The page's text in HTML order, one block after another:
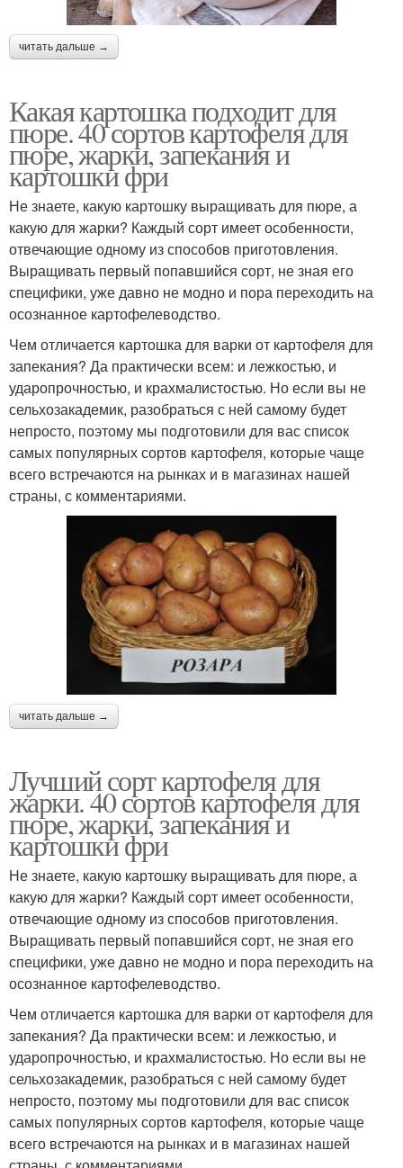
читать дальше →
Какая картошка подходит для
пюре. 40 сортов картофеля для
пюре, жарки, запекания и
картошки фри
Не знаете, какую картошку выращивать для пюре, а
какую для жарки? Каждый сорт имеет особенности,
отвечающие одному из способов приготовления.
Выращивать первый попавшийся сорт, не зная его
специфики, уже давно не модно и пора переходить на
осознанное картофелеводство.
Чем отличается картошка для варки от картофеля для
запекания? Да практически всем: и лежкостью, и
ударопрочностью, и крахмалистостью. Но если вы не
сельхозакадемик, разобраться с ней самому будет
непросто, поэтому мы подготовили для вас список
самых популярных сортов картофеля, которые чаще
всего встречаются на рынках и в магазинах нашей
страны, с комментариями.
читать дальше →
Лучший сорт картофеля для
жарки. 40 сортов картофеля для
пюре, жарки, запекания и
картошки фри
Не знаете, какую картошку выращивать для пюре, а
какую для жарки? Каждый сорт имеет особенности,
отвечающие одному из способов приготовления.
Выращивать первый попавшийся сорт, не зная его
специфики, уже давно не модно и пора переходить на
осознанное картофелеводство.
Чем отличается картошка для варки от картофеля для
запекания? Да практически всем: и лежкостью, и
ударопрочностью, и крахмалистостью. Но если вы не
сельхозакадемик, разобраться с ней самому будет
непросто, поэтому мы подготовили для вас список
самых популярных сортов картофеля, которые чаще
всего встречаются на рынках и в магазинах нашей